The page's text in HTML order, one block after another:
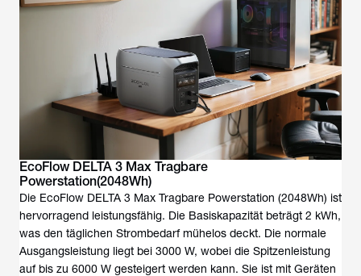
EcoFlow DELTA 3 Max Tragbare
Powerstation(2048Wh)
Die EcoFlow DELTA 3 Max Tragbare Powerstation (2048Wh) ist
hervorragend leistungsfähig. Die Basiskapazität beträgt 2 kWh,
was den täglichen Strombedarf mühelos deckt. Die normale
Ausgangsleistung liegt bei 3000 W, wobei die Spitzenleistung
auf bis zu 6000 W gesteigert werden kann. Sie ist mit Geräten